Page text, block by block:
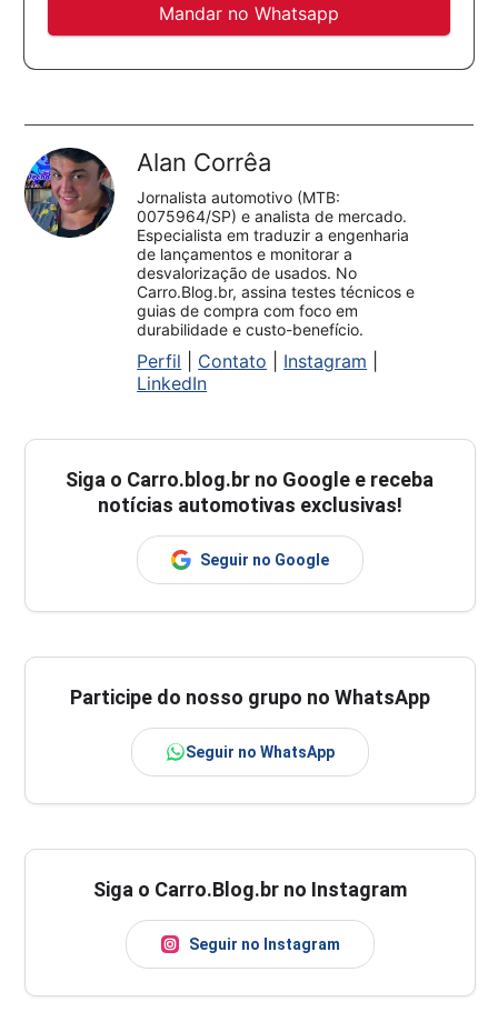
Mandar no Whatsapp
Alan Corrêa
Jornalista automotivo (MTB:
0075964/SP) e analista de mercado.
Especialista em traduzir a engenharia
de lançamentos e monitorar a
desvalorização de usados. No
Carro.Blog.br, assina testes técnicos e
guias de compra com foco em
durabilidade e custo-benefício.
Perfil Contato Instagram
LinkedIn
Siga o Carro.blog.br no Google e receba
notícias automotivas exclusivas!
Seguir no Google
Participe do nosso grupo no WhatsApp
Seguir no WhatsApp
Siga o Carro.Blog.br no Instagram
Seguir no Instagram